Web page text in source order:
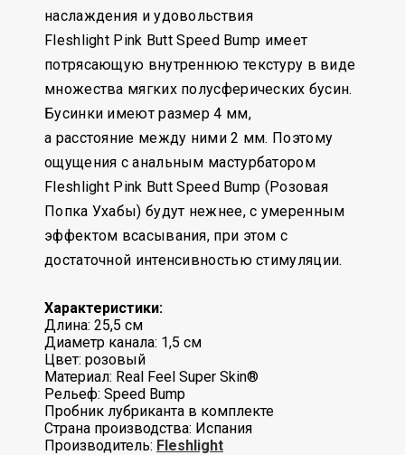
наслаждения и удовольствия
Fleshlight Pink Butt Speed Bump имеет
потрясающую внутреннюю текстуру в виде
множества мягких полусферических бусин.
Бусинки имеют размер 4 мм,
а расстояние между ними 2 мм. Поэтому
ощущения с анальным мастурбатором
Fleshlight Pink Butt Speed Bump (Розовая
Попка Ухабы) будут нежнее, с умеренным
эффектом всасывания, при этом с
достаточной интенсивностью стимуляции.
Характеристики:
Длина: 25,5 см
Диаметр канала: 1,5 см
Цвет: розовый
Материал: Real Feel Super Skin®
Рельеф: Speed Bump
Пробник лубриканта в комплекте
Страна производства: Испания
Производитель: Fleshlight